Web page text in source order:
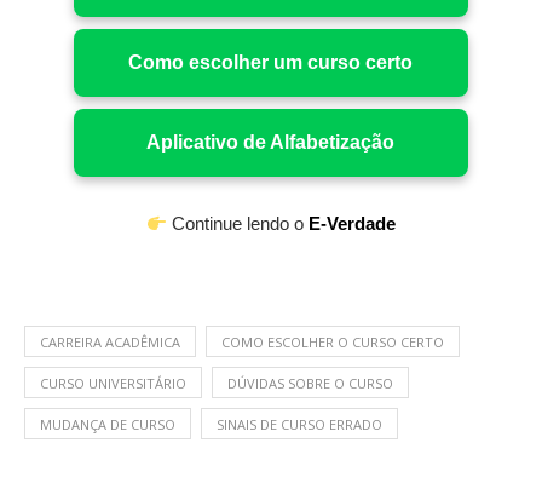
Como escolher um curso certo
Aplicativo de Alfabetização
Continue lendo o E-Verdade
CARREIRA ACADÊMICA COMO ESCOLHER O CURSO CERTO
CURSO UNIVERSITÁRIO DÚVIDAS SOBRE O CURSO
MUDANÇA DE CURSO SINAIS DE CURSO ERRADO